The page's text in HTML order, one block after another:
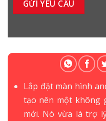
Lắp đặt màn hình
tạo nên một không
mới. Nó vừa là trợ